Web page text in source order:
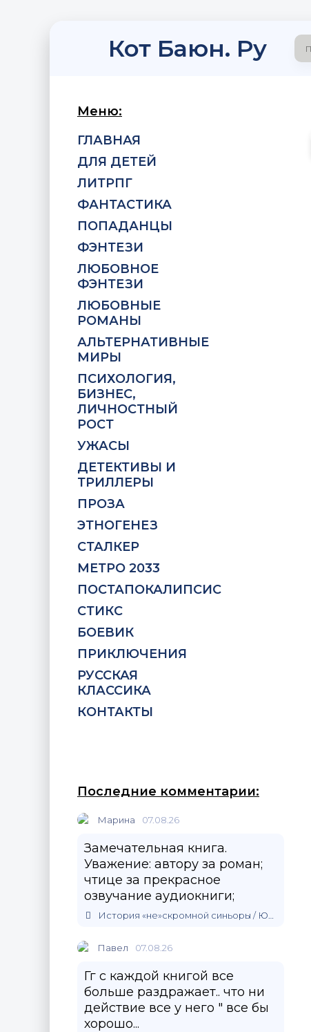
Кот Баюн. Ру
Меню:
ГЛАВНАЯ
ДЛЯ ДЕТЕЙ
ЛИТРПГ
ФАНТАСТИКА
ПОПАДАНЦЫ
ФЭНТЕЗИ
ЛЮБОВНОЕ
ФЭНТЕЗИ
ЛЮБОВНЫЕ
РОМАНЫ
АЛЬТЕРНАТИВНЫЕ
МИРЫ
ПСИХОЛОГИЯ,
БИЗНЕС,
ЛИЧНОСТНЫЙ
РОСТ
УЖАСЫ
ДЕТЕКТИВЫ И
ТРИЛЛЕРЫ
ПРОЗА
ЭТНОГЕНЕЗ
СТАЛКЕР
МЕТРО 2033
ПОСТАПОКАЛИПСИС
СТИКС
БОЕВИК
ПРИКЛЮЧЕНИЯ
РУССКАЯ
КЛАССИКА
КОНТАКТЫ
Последние комментарии:
Марина 07.08.26
Замечательная книга.
Уважение: автору за роман;
чтице за прекрасное
озвучание аудиокниги;
История «не»скромной синьоры / Юлия Зимина
Павел 07.08.26
Гг с каждой книгой все
больше раздражает.. что ни
действие все у него " все бы
хорошо...